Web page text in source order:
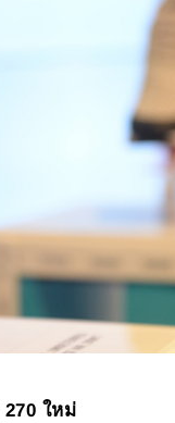
270 ใหม่